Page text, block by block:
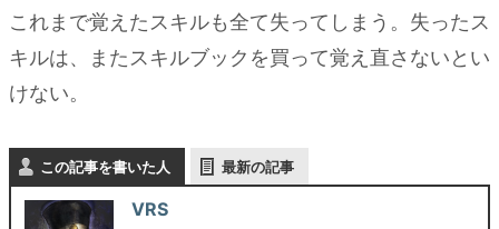
これまで覚えたスキルも全て失ってしまう。失ったス
キルは、またスキルブックを買って覚え直さないとい
けない。
この記事を書いた人 最新の記事
VRS